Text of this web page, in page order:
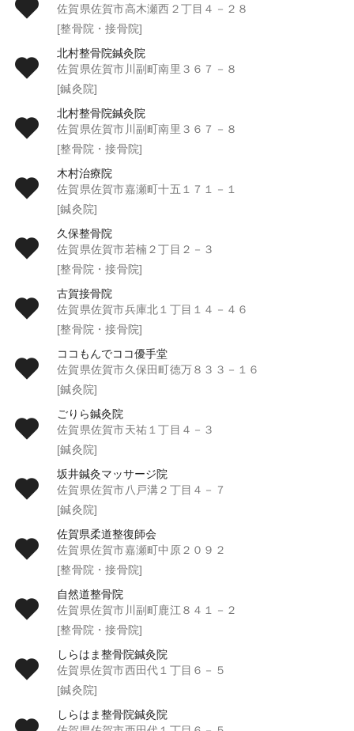
佐賀県佐賀市高木瀬西２丁目４－２８
[整骨院・接骨院]
北村整骨院鍼灸院
佐賀県佐賀市川副町南里３６７－８
[鍼灸院]
北村整骨院鍼灸院
佐賀県佐賀市川副町南里３６７－８
[整骨院・接骨院]
木村治療院
佐賀県佐賀市嘉瀬町十五１７１－１
[鍼灸院]
久保整骨院
佐賀県佐賀市若楠２丁目２－３
[整骨院・接骨院]
古賀接骨院
佐賀県佐賀市兵庫北１丁目１４－４６
[整骨院・接骨院]
ココもんでココ優手堂
佐賀県佐賀市久保田町徳万８３３－１６
[鍼灸院]
ごりら鍼灸院
佐賀県佐賀市天祐１丁目４－３
[鍼灸院]
坂井鍼灸マッサージ院
佐賀県佐賀市八戸溝２丁目４－７
[鍼灸院]
佐賀県柔道整復師会
佐賀県佐賀市嘉瀬町中原２０９２
[整骨院・接骨院]
自然道整骨院
佐賀県佐賀市川副町鹿江８４１－２
[整骨院・接骨院]
しらはま整骨院鍼灸院
佐賀県佐賀市西田代１丁目６－５
[鍼灸院]
しらはま整骨院鍼灸院